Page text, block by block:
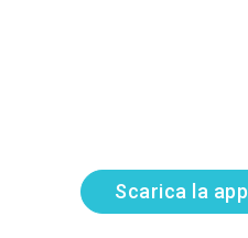
Scarica la app